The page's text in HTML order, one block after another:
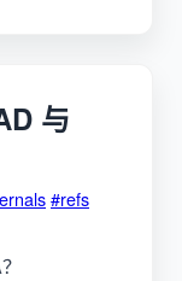
与
#refs